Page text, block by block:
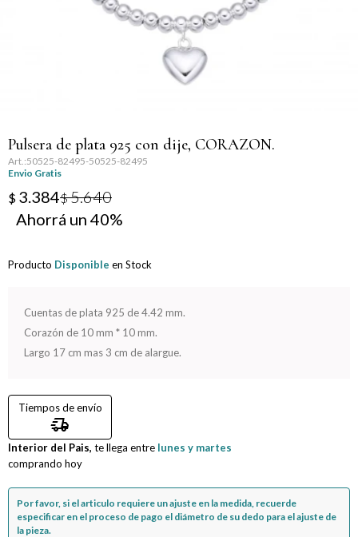
Pulsera de plata 925 con dije, CORAZON.
50525-82495-50525-82495
Envio Gratis
$ 3.384$5.640
40
Producto Disponible en Stock
Cuentas de plata 925 de 4.42 mm.
Corazón de 10 mm * 10 mm.
Largo 17 cm mas 3 cm de alargue.
Tiempos de envío
delivery_truck_speed
Interior del Pais, te llega entre lunes y martes
comprando hoy
Por favor, si el articulo requiere un ajuste en la medida, recuerde
especificar en el proceso de pago el diámetro de su dedo para el ajuste de
la pieza.
Día del Amigo
Día del Maestro
Día del Padre
Graduación
Nacimiento
San Valentín
Día del niño